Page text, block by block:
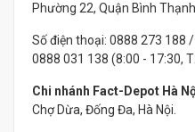
Phường 22, Quận Bình
Số điện thoại: 0888 273 188
0888 031 138 (8:00 - 17:30,
Chi nhánh Fact-Depot Hà
Chợ Dừa, Đống Đa, Hà Nội.